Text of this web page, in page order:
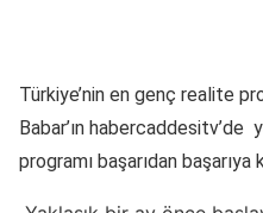
Türkiye’nin en genç realite
Babar’ın habercaddesitv’de
programı başarıdan başarıya